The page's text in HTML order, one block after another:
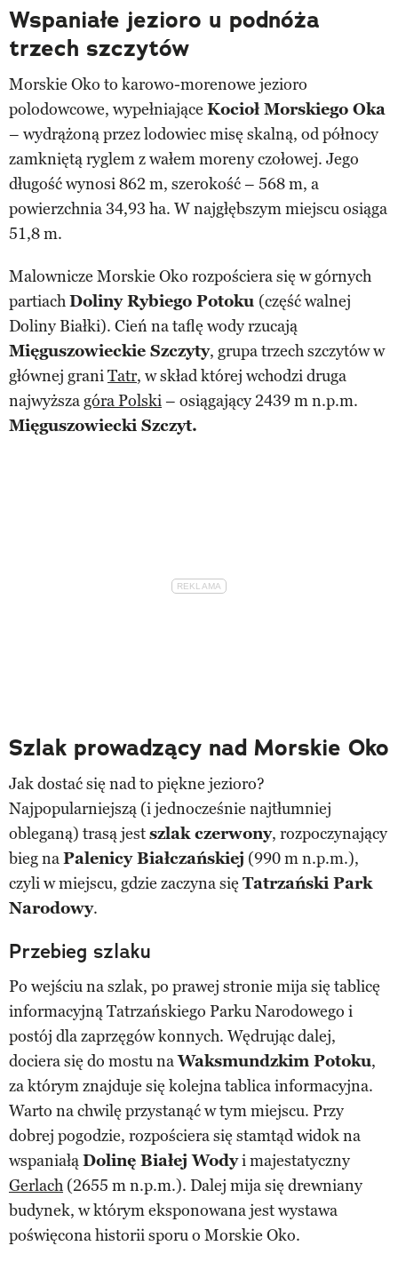
Wspaniałe jezioro u podnóża
trzech szczytów
Morskie Oko to karowo-morenowe jezioro
polodowcowe, wypełniające Kocioł Morskiego Oka
– wydrążoną przez lodowiec misę skalną, od północy
zamkniętą ryglem z wałem moreny czołowej. Jego
długość wynosi 862 m, szerokość – 568 m, a
powierzchnia 34,93 ha. W najgłębszym miejscu osiąga
51,8 m.
Malownicze Morskie Oko rozpościera się w górnych
partiachDoliny Rybiego Potoku (część walnej
Doliny Białki). Cień na taflę wody rzucają
Mięguszowieckie Szczyty, grupa trzech szczytów w
głównej graniTatr, w skład której wchodzi druga
najwyższa góra Polski– osiągający 2439 m n.p.m.
Mięguszowiecki Szczyt.
Szlak prowadzący nad Morskie Oko
Jak dostać się nad to piękne jezioro?
Najpopularniejszą (i jednocześnie najtłumniej
obleganą) trasą jestszlak czerwony, rozpoczynający
bieg naPalenicy Białczańskiej (990 m n.p.m.),
czyli w miejscu, gdzie zaczyna się Tatrzański Park
Narodowy.
Przebieg szlaku
Po wejściu na szlak, po prawej stronie mija się tablicę
informacyjną Tatrzańskiego Parku Narodowego i
postój dla zaprzęgów konnych. Wędrując dalej,
dociera się do mostu naWaksmundzkim Potoku,
za którym znajduje się kolejna tablica informacyjna.
Warto na chwilę przystanąć w tym miejscu. Przy
dobrej pogodzie, rozpościera się stamtąd widok na
wspaniałąDolinę Białej Wodyi majestatyczny
Gerlach (2655 m n.p.m.). Dalej mija się drewniany
budynek, w którym eksponowana jest wystawa
poświęcona historii sporu o Morskie Oko.